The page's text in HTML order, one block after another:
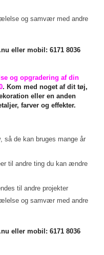
og samvær med andre
eller mobil: 6171 8036
og opgradering af din
. Kom med noget af dit tøj,
eller en anden
farver og effekter.
så de kan bruges mange år
til andre ting du kan ændre
til andre projekter
og samvær med andre
eller mobil: 6171 8036